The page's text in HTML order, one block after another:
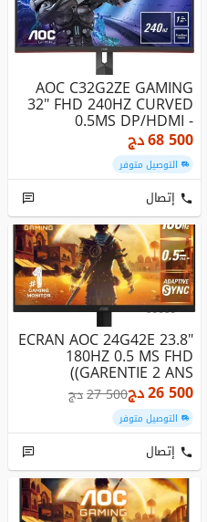
AOC C32G2ZE GAMING
32" FHD 240HZ CURVED
0.5MS DP/HDMI -
AJUSTABLE
68 500دج
التوصيل متوفر
إتصال
ECRAN AOC 24G42E 23.8"
180HZ 0.5 MS FHD
(GARENTIE 2 ANS)
26 500دج27 500دج
التوصيل متوفر
إتصال